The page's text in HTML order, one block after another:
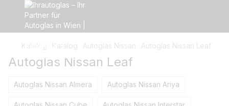
Katalog Katalog Autoglas Nissan Autoglas Nissan Leaf
Autoglas Nissan Leaf
Autoglas Nissan Almera Autoglas Nissan Ariya